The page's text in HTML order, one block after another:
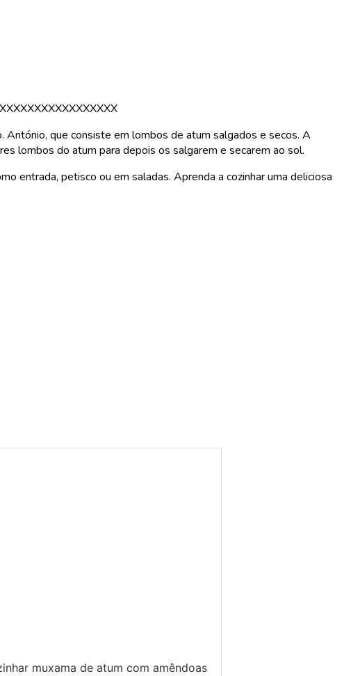
António, que consiste em lombos de atum salgados e secos. A
lombos do atum para depois os salgarem e secarem ao sol.
entrada, petisco ou em saladas. Aprenda a cozinhar uma deliciosa
muxama de atum com amêndoas